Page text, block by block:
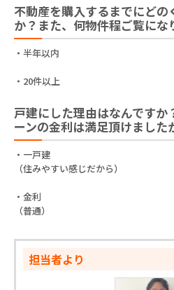
不動産を購入するまでにど
か？また、何物件程ご覧にな
・半年以内
・20件以上
戸建にした理由はなんですか
ーンの金利は満足頂けました
・一戸建
（住みやすい感じだから）
・金利
（普通）
担当者より